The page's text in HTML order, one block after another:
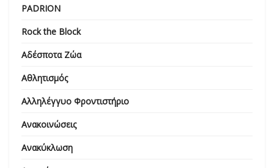
PADRION
Rock the Block
Αδέσποτα Ζώα
Αθλητισμός
Αλληλέγγυο Φροντιστήριο
Ανακοινώσεις
Ανακύκλωση